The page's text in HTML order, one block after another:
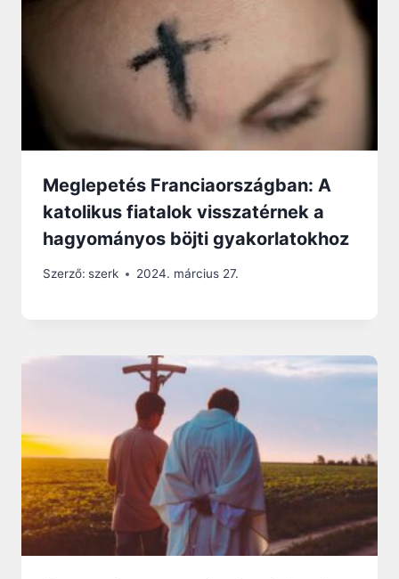
Meglepetés Franciaországban: A
katolikus fiatalok visszatérnek a
hagyományos böjti gyakorlatokhoz
Szerző: szerk 2024. március 27.